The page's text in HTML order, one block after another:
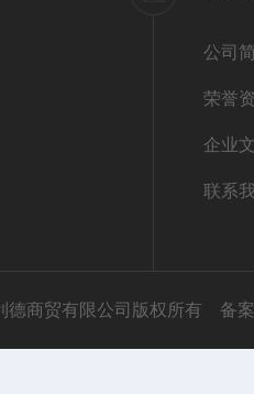
公司
荣誉
企业
联系
德商贸有限公司版权所有 备